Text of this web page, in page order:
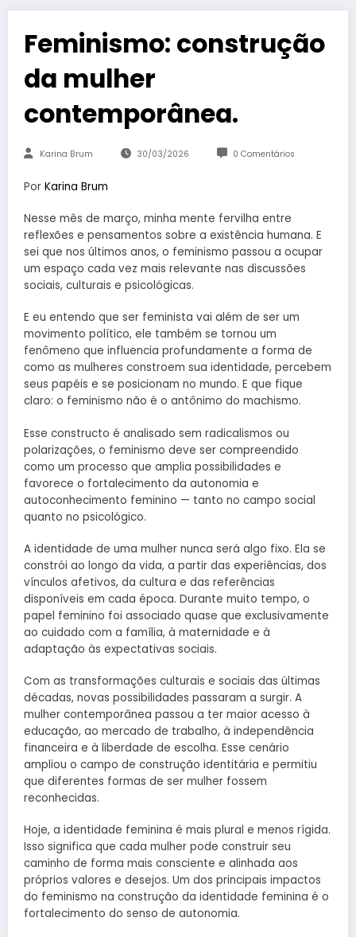
Feminismo: construção
da mulher
contemporânea.
Karina Brum 30/03/2026 0 Comentários
Por Karina Brum
Nesse mês de março, minha mente fervilha entre
reflexões e pensamentos sobre a existência humana. E
sei que nos últimos anos, o feminismo passou a ocupar
um espaço cada vez mais relevante nas discussões
sociais, culturais e psicológicas.
E eu entendo que ser feminista vai além de ser um
movimento político, ele também se tornou um
fenômeno que influencia profundamente a forma de
como as mulheres constroem sua identidade, percebem
seus papéis e se posicionam no mundo. E que fique
claro: o feminismo não é o antônimo do machismo.
Esse constructo é analisado sem radicalismos ou
polarizações, o feminismo deve ser compreendido
como um processo que amplia possibilidades e
favorece o fortalecimento da autonomia e
autoconhecimento feminino — tanto no campo social
quanto no psicológico.
A identidade de uma mulher nunca será algo fixo. Ela se
constrói ao longo da vida, a partir das experiências, dos
vínculos afetivos, da cultura e das referências
disponíveis em cada época. Durante muito tempo, o
papel feminino foi associado quase que exclusivamente
ao cuidado com a família, à maternidade e à
adaptação às expectativas sociais.
Com as transformações culturais e sociais das últimas
décadas, novas possibilidades passaram a surgir. A
mulher contemporânea passou a ter maior acesso à
educação, ao mercado de trabalho, à independência
financeira e à liberdade de escolha. Esse cenário
ampliou o campo de construção identitária e permitiu
que diferentes formas de ser mulher fossem
reconhecidas.
Hoje, a identidade feminina é mais plural e menos rígida.
Isso significa que cada mulher pode construir seu
caminho de forma mais consciente e alinhada aos
próprios valores e desejos. Um dos principais impactos
do feminismo na construção da identidade feminina é o
fortalecimento do senso de autonomia.